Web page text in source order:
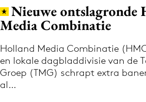
Volg het laatste nieuws via
Nieuws app
Nieuwe ontslagronde
Media Combinatie
Holland Media Combinatie
en lokale dagbladdivisie van de
Groep (TMG) schrapt extra
al…